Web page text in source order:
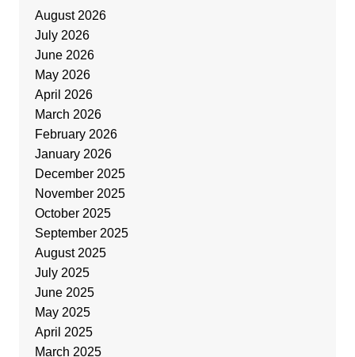
August 2026
July 2026
June 2026
May 2026
April 2026
March 2026
February 2026
January 2026
December 2025
November 2025
October 2025
September 2025
August 2025
July 2025
June 2025
May 2025
April 2025
March 2025